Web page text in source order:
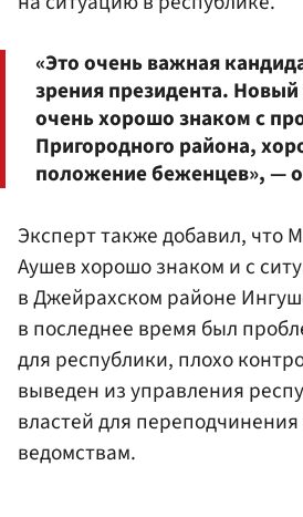
«Это очень важная
зрения президента.
очень хорошо знаком с
Пригородного района,
положение беженцев», —
Эксперт также добавил, что
Аушев хорошо знаком и с
в Джейрахском районе
в последнее время был
для республики, плохо
выведен из управления
властей для
ведомствам.